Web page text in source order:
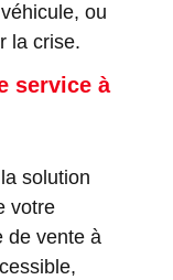
ou
la crise.
service à
solution
votre
de vente à